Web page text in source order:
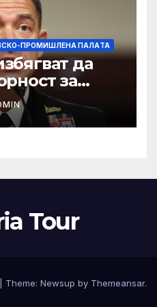
ПРОМИШЛЕНА ПАЛAТА
да
за
училище в
загинаха
Tour
Theme: Newsup by Themeansar.